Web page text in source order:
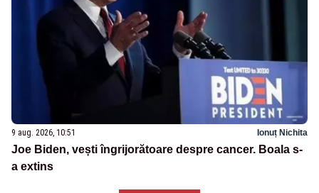
9 aug. 2026, 10:51 Ionuț Nichita
Joe Biden, vești îngrijorătoare despre cancer. Boala s-
a extins